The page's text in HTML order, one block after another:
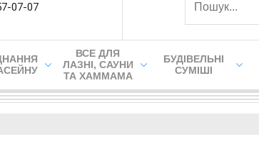
07-07
ВСЕ ДЛЯ
ЛАЗНІ, САУНИ
ТА ХАММАМА
БУДІВЕЛЬНІ
СУМІШІ